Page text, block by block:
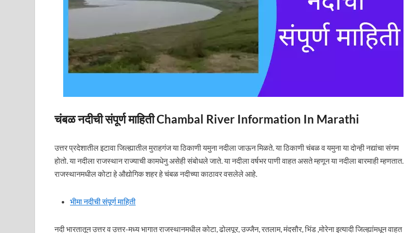
चंबळ नदीची संपूर्ण माहिती Chambal River Information In Marathi
उत्तर प्रदेशातील इटावा जिल्ह्यातील मुराहगंज या ठिकाणी यमुना नदीला जाऊन मिळते. या ठिकाणी चंबळ व यमुना या दोन्ही नद्यांचा संगम
होतो. या नदीला राजस्थान राज्याची कामधेनु असेही संबोधले जाते. या नदीला वर्षभर पाणी वाहत असते म्हणून या नदीला बारमाही म्हणतात.
राजस्थानमधील कोटा हे औद्योगिक शहर हे चंबळ नदीच्या काठावर वसलेले आहे.
भीमा नदीची संपूर्ण माहिती
नदी भारतातून उत्तर व उत्तर-मध्य भागात राजस्थानमधील कोटा, ढोलपूर, उज्जैन, रतलाम, मंदसौर, भिंड ,मोरेना इत्यादी जिल्ह्यांमधून वाहत